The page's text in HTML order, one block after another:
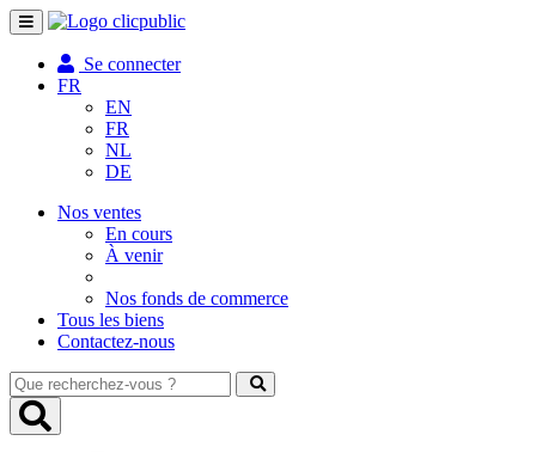
Toggle
navigation
Se connecter
FR
EN
FR
NL
DE
Nos ventes
En cours
À venir
Nos fonds de commerce
Tous les biens
Contactez-nous
Que
recherchez-
vous